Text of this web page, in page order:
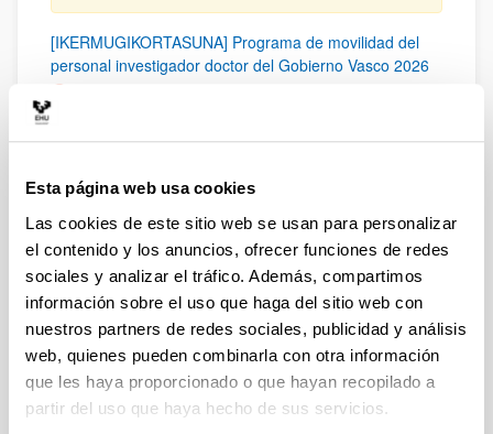
Esta página web usa cookies
Las cookies de este sitio web se usan para personalizar
el contenido y los anuncios, ofrecer funciones de redes
sociales y analizar el tráfico. Además, compartimos
información sobre el uso que haga del sitio web con
nuestros partners de redes sociales, publicidad y análisis
web, quienes pueden combinarla con otra información
que les haya proporcionado o que hayan recopilado a
partir del uso que haya hecho de sus servicios.
[IKERMUGIKORTASUNA] Programa de movilidad del
personal investigador doctor del Gobierno Vasco 2026
de diciembre de 2025 a las 14:00 horas
PROYECTOS EDUCACIÓN + UNIVERSIDAD 2025 -
2026
Sin trámite abierto (Fecha de fin del plazo de presentación:
12/11/2025 Relación provisional de ayudas concedidas y
denegadas. 28/05/2025 Fecha límite para el envío el
Anexo I. Ver resto de plazos internos para la presentación
de solicitudes en el Resumen de procedimiento en la
UPV/EHU publicado.